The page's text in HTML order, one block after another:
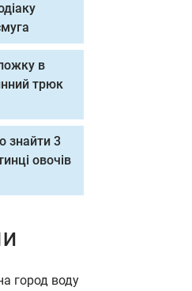
в
трюк
знайти 3
овочів
город воду